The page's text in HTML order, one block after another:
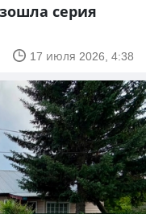
серия
17 июля 2026, 4:38